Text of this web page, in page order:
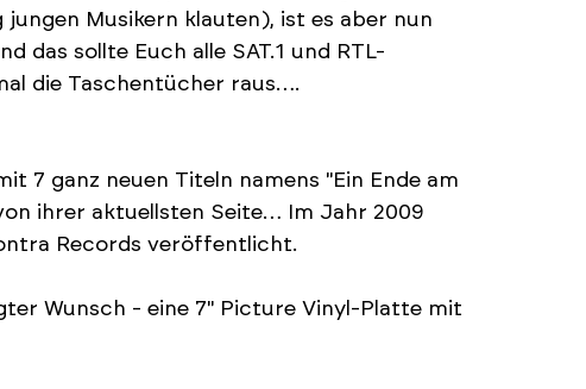
jungen Musikern klauten), ist es aber nun
das sollte Euch alle SAT.1 und RTL-
die Taschentücher raus….
7 ganz neuen Titeln namens "Ein Ende am
ihrer aktuellsten Seite… Im Jahr 2009
Records veröffentlicht.
Wunsch - eine 7" Picture Vinyl-Platte mit